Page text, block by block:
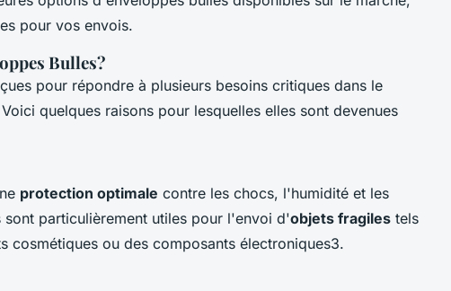
pour vos envois.
Bulles?
pour répondre à plusieurs besoins critiques dans le
quelques raisons pour lesquelles elles sont devenues
protection optimale contre les chocs, l'humidité et les
particulièrement utiles pour l'envoi d'objets fragiles tels
cosmétiques ou des composants électroniques3.